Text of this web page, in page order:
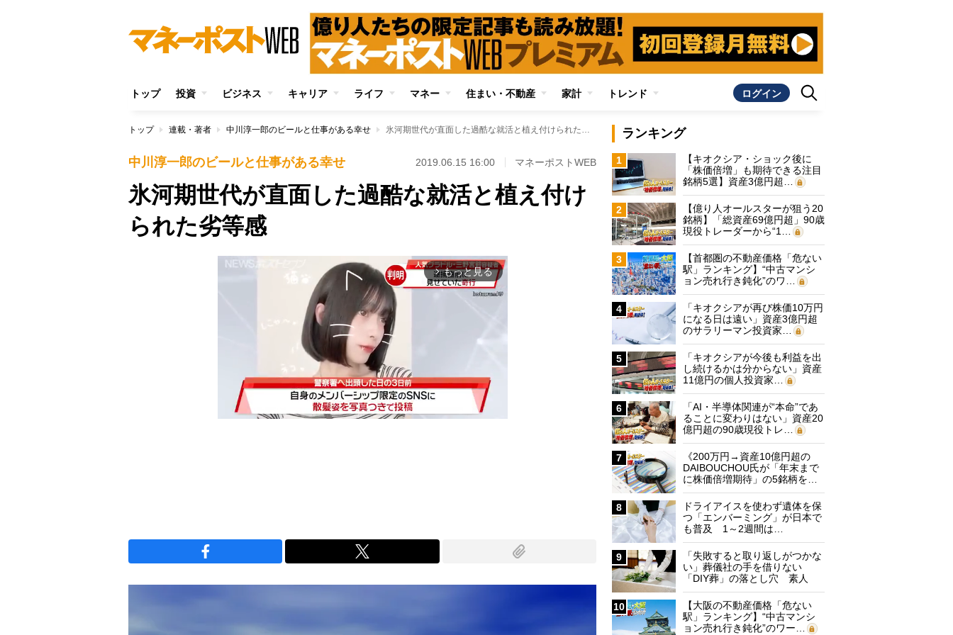
トップ 投資 ビジネス キャリア ライフ マネー 住まい・不動産 家計 トレンド ログイン
トップ 連載・著者 中川淳一郎のビールと仕事がある幸せ 氷河期世代が直面した過酷な就活と植え付けられた劣等感
中川淳一郎のビールと仕事がある幸せ 2019.06.15 16:00 マネーポストWEB
氷河期世代が直面した過酷な就活と植え付け
られた劣等感
arrow_forward_ios もっと見る
ランキング
1
【キオクシア・ショック後に
「株価倍増」も期待できる注目
銘柄5選】資産3億円超…
2
【億り人オールスターが狙う20
銘柄】「総資産69億円超」90歳
現役トレーダーから“1…
3
【首都圏の不動産価格「危ない
駅」ランキング】“中古マンシ
ョン売れ行き鈍化”のワ…
4
「キオクシアが再び株価10万円
になる日は遠い」資産3億円超
のサラリーマン投資家…
5
「キオクシアが今後も利益を出
し続けるかは分からない」資産
11億円の個人投資家…
6
「AI・半導体関連が“本命”であ
ることに変わりはない」資産20
億円超の90歳現役トレ…
7
《200万円→資産10億円超の
DAIBOUCHOU氏が「年末まで
に株価倍増期待」の5銘柄を…
8
ドライアイスを使わず遺体を保
つ「エンバーミング」が日本で
も普及 1～2週間は…
9
「失敗すると取り返しがつかな
い」葬儀社の手を借りない
「DIY葬」の落とし穴 素人
に…
10
【大阪の不動産価格「危ない
駅」ランキング】“中古マンシ
ョン売れ行き鈍化”のワー…